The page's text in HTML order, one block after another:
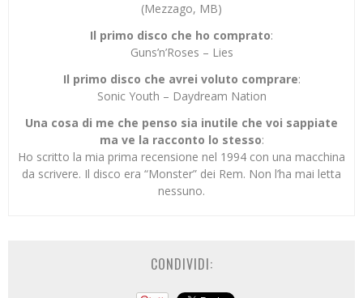
(Mezzago, MB)
Il primo disco che ho comprato:
Guns’n’Roses – Lies
Il primo disco che avrei voluto comprare:
Sonic Youth – Daydream Nation
Una cosa di me che penso sia inutile che voi sappiate
ma ve la racconto lo stesso:
Ho scritto la mia prima recensione nel 1994 con una macchina
da scrivere. Il disco era “Monster” dei Rem. Non l’ha mai letta
nessuno.
CONDIVIDI: